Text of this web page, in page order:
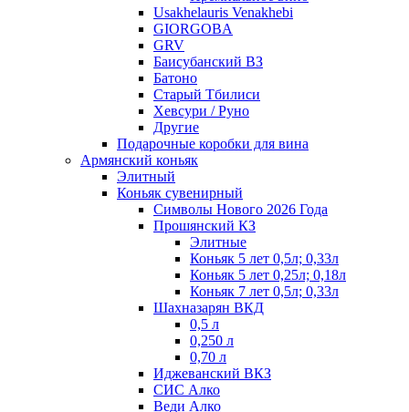
Usakhelauris Venakhebi
GIORGOBA
GRV
Баисубанский ВЗ
Батоно
Старый Тбилиси
Хевсури / Руно
Другие
Подарочные коробки для вина
Армянский коньяк
Элитный
Коньяк сувенирный
Символы Нового 2026 Года
Прошянский КЗ
Элитные
Коньяк 5 лет 0,5л; 0,33л
Коньяк 5 лет 0,25л; 0,18л
Коньяк 7 лет 0,5л; 0,33л
Шахназарян ВКД
0,5 л
0,250 л
0,70 л
Иджеванский ВКЗ
СИС Алко
Веди Алко